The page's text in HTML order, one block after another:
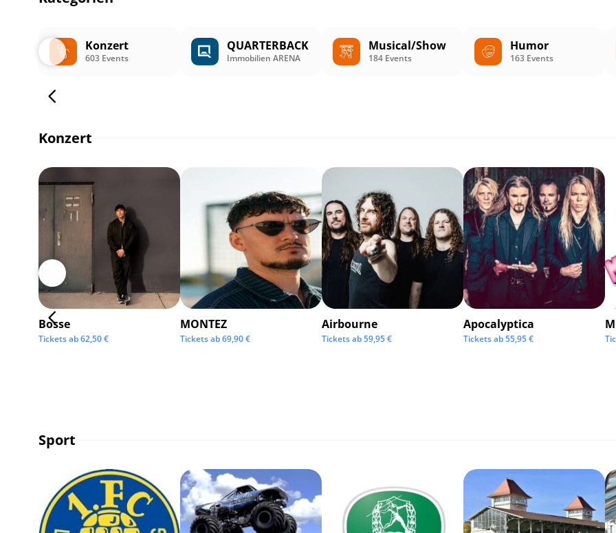
Konzert
603 Events
QUARTERBACK
Immobilien ARENA
Musical/Show
184 Events
Humor
163 Events
Konzert
Bosse
Tickets ab62,50€
MONTEZ
Tickets ab69,90€
Airbourne
Tickets ab59,95€
Apocalyptica
Tickets ab55,95€
Sport